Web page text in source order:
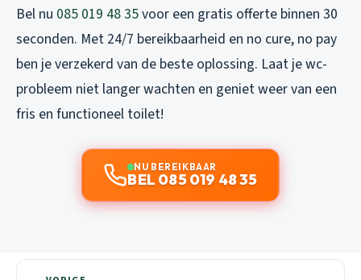
Bel nu 085 019 48 35voor een gratis offerte binnen 30
seconden. Met 24/7 bereikbaarheid en no cure, no pay
ben je verzekerd van de beste oplossing. Laat je wc-
probleem niet langer wachten en geniet weer van een
fris en functioneel toilet!
NU BEREIKBAAR
BEL 085 019 48 35